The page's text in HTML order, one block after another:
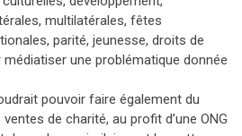
multilatérales, fêtes
parité, jeunesse, droits de
une problématique donnée
pouvoir faire également du
de charité, au profit d’une ONG